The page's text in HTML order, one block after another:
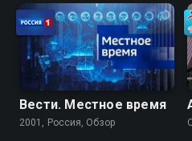
Вести. Местное время
2001, Россия, Обзор